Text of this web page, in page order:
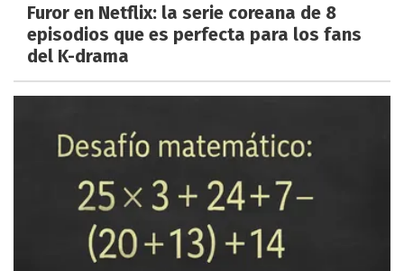
Furor en Netflix: la serie coreana de 8
episodios que es perfecta para los fans
del K-drama